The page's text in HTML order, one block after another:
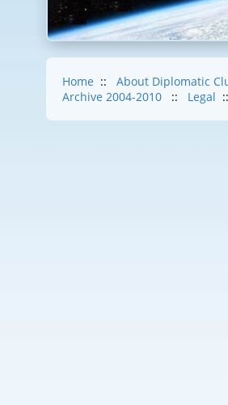
Home :: About Diplomatic
Archive 2004-2010
:: Legal